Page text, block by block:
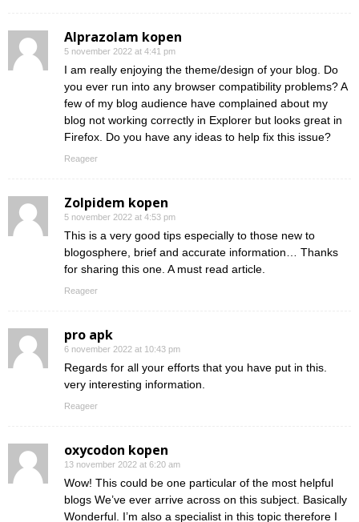
Alprazolam kopen
5 november 2022 at 4:41 pm
I am really enjoying the theme/design of your blog. Do
you ever run into any browser compatibility problems? A
few of my blog audience have complained about my
blog not working correctly in Explorer but looks great in
Firefox. Do you have any ideas to help fix this issue?
Reageer
Zolpidem kopen
5 november 2022 at 4:53 pm
This is a very good tips especially to those new to
blogosphere, brief and accurate information… Thanks
for sharing this one. A must read article.
Reageer
pro apk
6 november 2022 at 10:43 pm
Regards for all your efforts that you have put in this.
very interesting information.
Reageer
oxycodon kopen
13 november 2022 at 6:20 am
Wow! This could be one particular of the most helpful
blogs We’ve ever arrive across on this subject. Basically
Wonderful. I’m also a specialist in this topic therefore I